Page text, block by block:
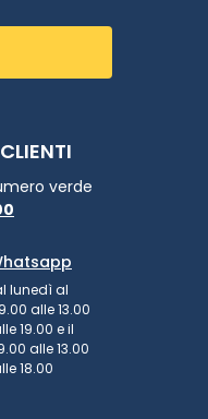
verde
lunedì al
alle 13.00
19.00 e il
alle 13.00
18.00